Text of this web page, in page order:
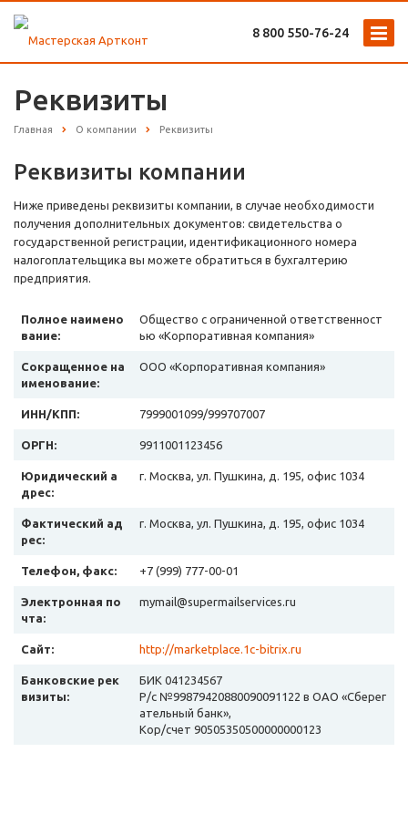
8 800 ‎550-76-24
Реквизиты
Главная О компании Реквизиты
Реквизиты компании
Ниже приведены реквизиты компании, в случае необходимости
получения дополнительных документов: свидетельства о
государственной регистрации, идентификационного номера
налогоплательщика вы можете обратиться в бухгалтерию
предприятия.
Полное наимено
вание:
Общество с ограниченной ответственност
ью «Корпоративная компания»
Сокращенное на
именование:
ООО «Корпоративная компания»
ИНН/КПП: 7999001099/999707007
ОРГН: 9911001123456
Юридический а
дрес:
г. Москва, ул. Пушкина, д. 195, офис 1034
Фактический ад
рес:
г. Москва, ул. Пушкина, д. 195, офис 1034
Телефон, факс: +7 (999) 777-00-01
Электронная по
чта:
mymail@supermailservices.ru
Сайт: http://marketplace.1c-bitrix.ru
Банковские рек
визиты:
БИК 041234567
Р/с №99879420880090091122 в ОАО «Сберег
ательный банк»,
Кор/счет 90505350500000000123